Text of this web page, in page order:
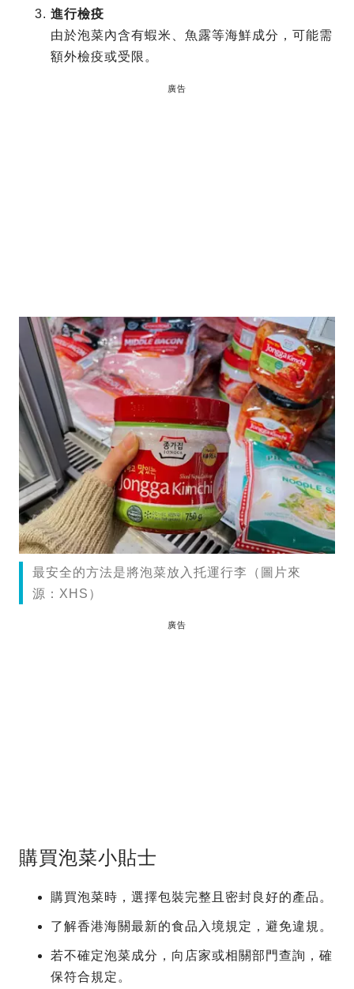
進行檢疫
由於泡菜內含有蝦米、魚露等海鮮成分，可能需
額外檢疫或受限。
廣告
最安全的方法是將泡菜放入托運行李（圖片來
源：XHS）
廣告
購買泡菜小貼士
購買泡菜時，選擇包裝完整且密封良好的產品。
了解香港海關最新的食品入境規定，避免違規。
若不確定泡菜成分，向店家或相關部門查詢，確
保符合規定。